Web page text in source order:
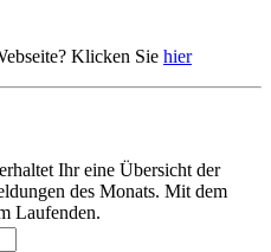
Klicken Sie hier
Ihr eine Übersicht der
des Monats. Mit dem
Laufenden.